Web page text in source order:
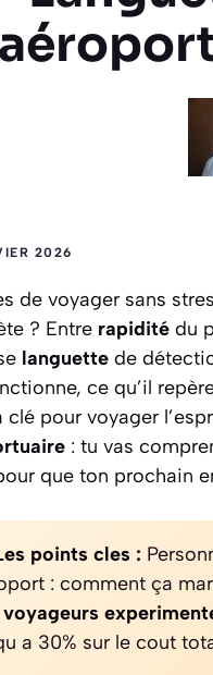
2026
de voyager sans
? Entre rapidité du
languette de
ce qu’il
clé pour voyager
: tu vas
que ton prochain
points cles :
: comment ça
voyageurs
a 30% sur le cout